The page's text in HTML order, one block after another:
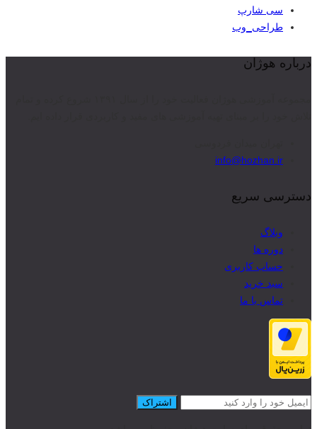
سی شارپ
طراحی_وب
درباره هوژان
info@hozhan.ir
دسترسی سریع
وبلاگ
دوره ها
حساب کاربری
سبد خرید
تماس با ما